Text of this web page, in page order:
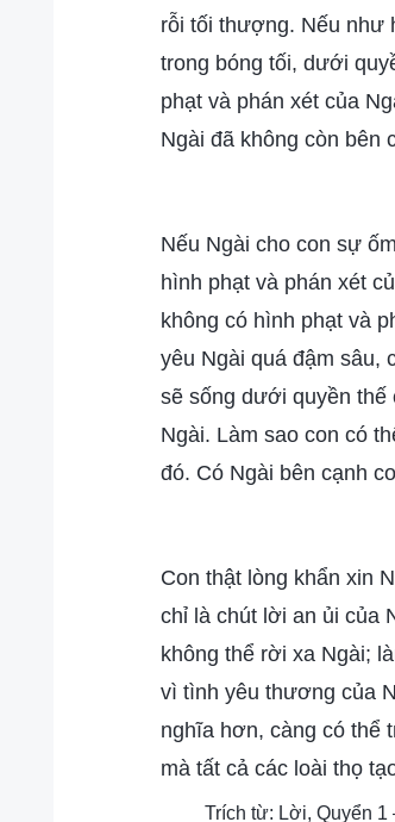
rỗi tối thượng. Nếu như
trong bóng tối, dưới
phạt và phán xét của
Ngài đã không còn bên
Nếu Ngài cho con sự
hình phạt và phán xét
không có hình phạt và
yêu Ngài quá đậm sâu,
sẽ sống dưới quyền thế
Ngài. Làm sao con có
đó. Có Ngài bên cạnh
Con thật lòng khẩn xin
chỉ là chút lời an ủi của
không thể rời xa Ngài;
vì tình yêu thương của
nghĩa hơn, càng có thể
mà tất cả các loài thọ
Trích từ: Lời, Quyển